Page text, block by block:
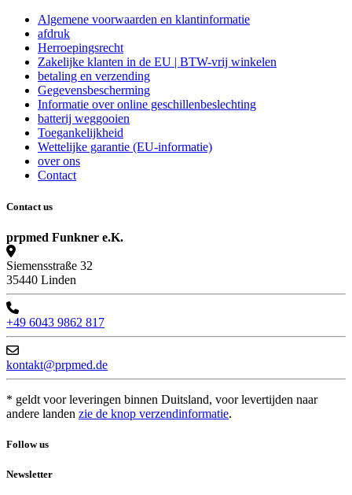
Algemene voorwaarden en klantinformatie
afdruk
Herroepingsrecht
Zakelijke klanten in de EU | BTW-vrij winkelen
betaling en verzending
Gegevensbescherming
Informatie over online geschillenbeslechting
batterij weggooien
Toegankelijkheid
Wettelijke garantie (EU-informatie)
over ons
Contact
Contact us
prpmed Funkner e.K.
Siemensstraße 32
35440 Linden
+49 6043 9862 817
kontakt@prpmed.de
* geldt voor leveringen binnen Duitsland, voor levertijden naar
andere landen zie de knop verzendinformatie.
Follow us
Newsletter